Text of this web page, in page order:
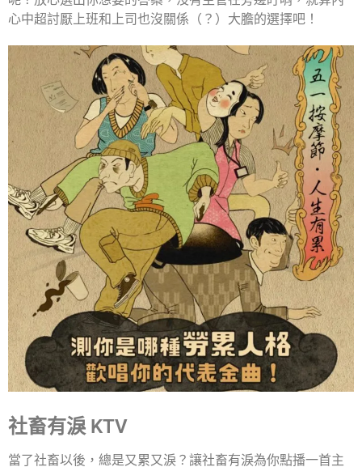
心中超討厭上班和上司也沒關係（？）大膽的選擇吧！
社畜有淚 KTV
當了社畜以後，總是又累又淚？讓社畜有淚為你點播一首主